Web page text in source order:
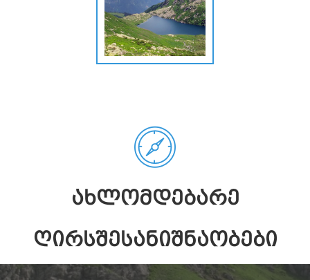
ᲐᲮᲚᲝᲛᲓᲔᲑᲐᲠᲔ
ᲦᲘᲠᲡᲨᲔᲡᲐᲜᲘᲨᲜᲐᲝᲑᲔᲑᲘ